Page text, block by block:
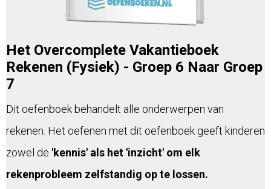
Het Overcomplete Vakantieboek
Rekenen (Fysiek) - Groep 6 Naar Groep
7
Dit oefenboek behandelt alle onderwerpen van
rekenen. Het oefenen met dit oefenboek geeft kinderen
zowel de 'kennis' als het 'inzicht' om elk
rekenprobleem zelfstandig op te lossen.